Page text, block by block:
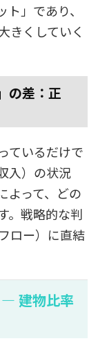
」であり、
きくしていく
の差：正
ているだけで
入）の状況
よって、どの
。戦略的な判
ロー）に直結
建物比率